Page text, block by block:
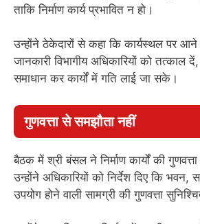
ताकि निर्माण कार्य प्रभावित न हो।
उन्होंने ठेकेदारों से कहा कि कार्यस्थल पर
जानकारी विभागीय अधिकारियों को तत्काल
समाधान कर कार्यों में गति लाई जा सके।
गुणवत्ता से समझौता नहीं
बैठक में श्री बंसल ने निर्माण कार्यों की
उन्होंने अधिकारियों को निर्देश दिए कि
उपयोग होने वाली सामग्री की गुणवत्ता